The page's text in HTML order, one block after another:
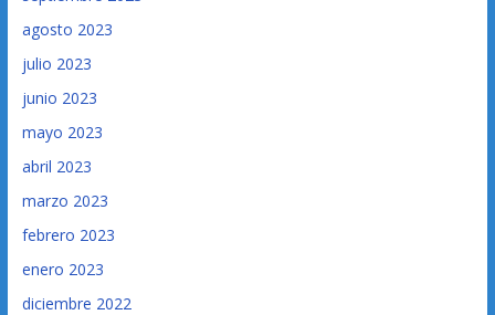
agosto 2023
julio 2023
junio 2023
mayo 2023
abril 2023
marzo 2023
febrero 2023
enero 2023
diciembre 2022